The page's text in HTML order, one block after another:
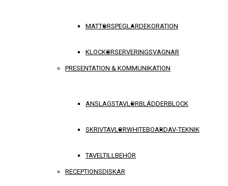
MATTORSPEGLARDEKORATION
KLOCKORSERVERINGSVAGNAR
PRESENTATION & KOMMUNIKATION
ANSLAGSTAVLORBLÄDDERBLOCK
SKRIVTAVLORWHITEBOARDAV-TEKNIK
TAVELTILLBEHÖR
RECEPTIONSDISKAR